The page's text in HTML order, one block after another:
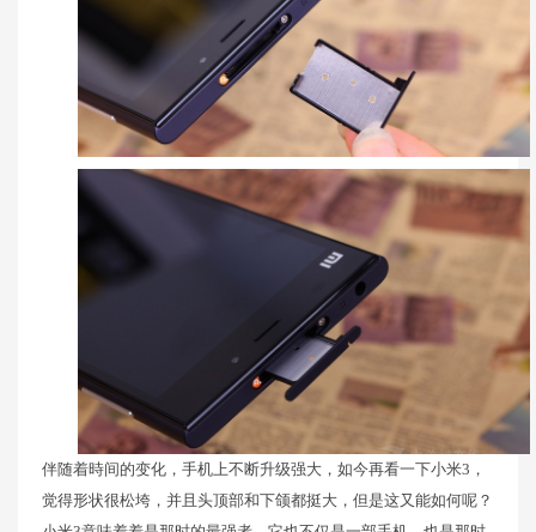
伴随着時间的变化，手机上不断升级强大，如今再看一下小米3，
觉得形状很松垮，并且头顶部和下颌都挺大，但是这又能如何呢？